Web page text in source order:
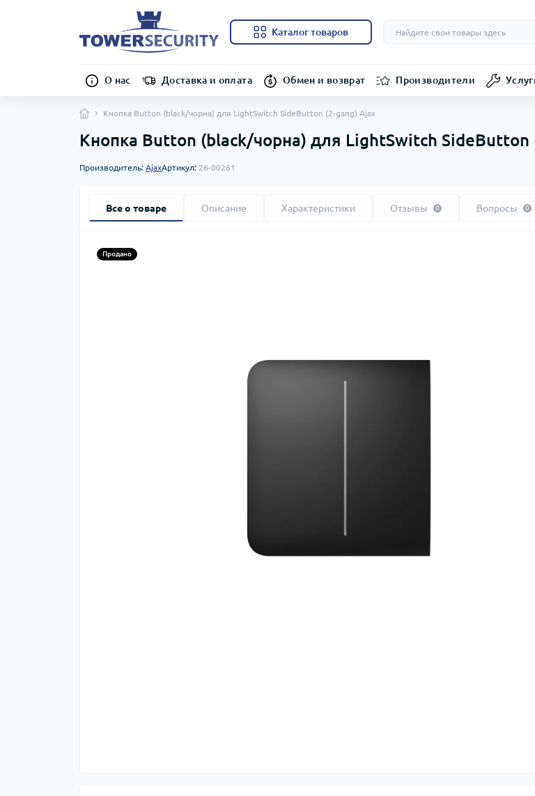
Каталог товаров
О нас Доставка и оплата Обмен и возврат Производители
Кнопка Button (black/чорна) для LightSwitch SideButton (2-gang) Ajax
Кнопка Button (black/чорна) для LightSwitch SideButton
Производитель: AjaxАртикул: 26-00261
Все о товаре Описание Характеристики Отзывы 0 Вопросы 0
Продано